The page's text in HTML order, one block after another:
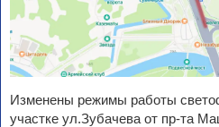
Изменены режимы работы
участке ул.Зубачева от пр-та